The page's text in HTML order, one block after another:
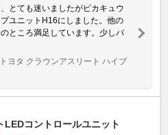
とても迷いましたがピカキュウ
ユニットH16にしました。他の
ところ満足しています。少しバ
トヨタ クラウンアスリート ハイブ
LEDコントロールユニット